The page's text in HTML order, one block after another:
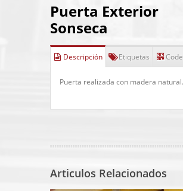
Puerta Exterior
Sonseca
Descripción Etiquetas
Puerta realizada con madera natural.
Articulos Relacionados